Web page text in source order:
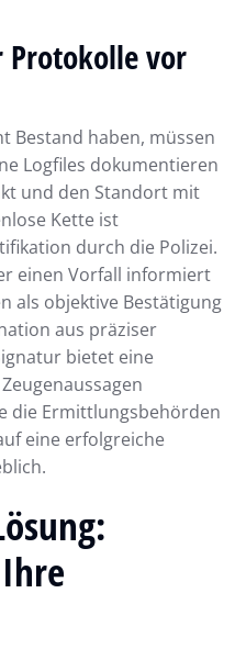
vor
Bestand haben, müssen
Logfiles dokumentieren
und den Standort mit
Kette ist
durch die Polizei.
einen Vorfall informiert
als objektive Bestätigung
aus präziser
bietet eine
die Ermittlungsbehörden
eine erfolgreiche